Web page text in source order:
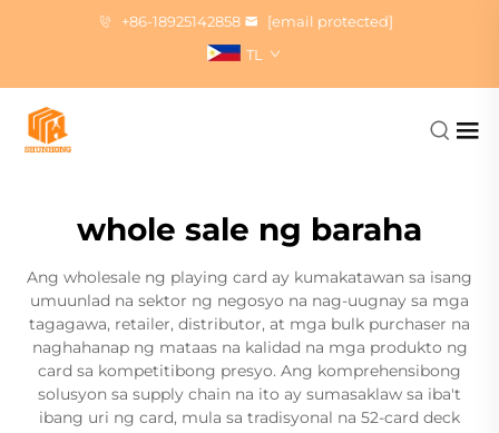
+86-18925142858
[email protected]
TL
whole sale ng baraha
Ang wholesale ng playing card ay kumakatawan sa isang
umuunlad na sektor ng negosyo na nag-uugnay sa mga
tagagawa, retailer, distributor, at mga bulk purchaser na
naghahanap ng mataas na kalidad na mga produkto ng
card sa kompetitibong presyo. Ang komprehensibong
solusyon sa supply chain na ito ay sumasaklaw sa iba't
ibang uri ng card, mula sa tradisyonal na 52-card deck